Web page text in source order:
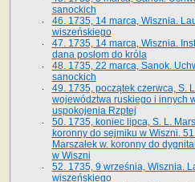
sanockich
46. 1735, 14 marca, Wisznia.
wiszeńskiego
47. 1735, 14 marca, Wisznia.
dana posłom do króla
48. 1735, 22 marca, Sanok.
sanockich
49. 1735, początek czerwca, S.
województwa ruskiego i innych
uspokojenia Rzptej
50. 1735, koniec lipca, S. L.
koronny do sejmiku w Wiszni.
Marszałek w. koronny do
w Wiszni
52. 1735, 9 września, Wisznia.
wiszeńskiego